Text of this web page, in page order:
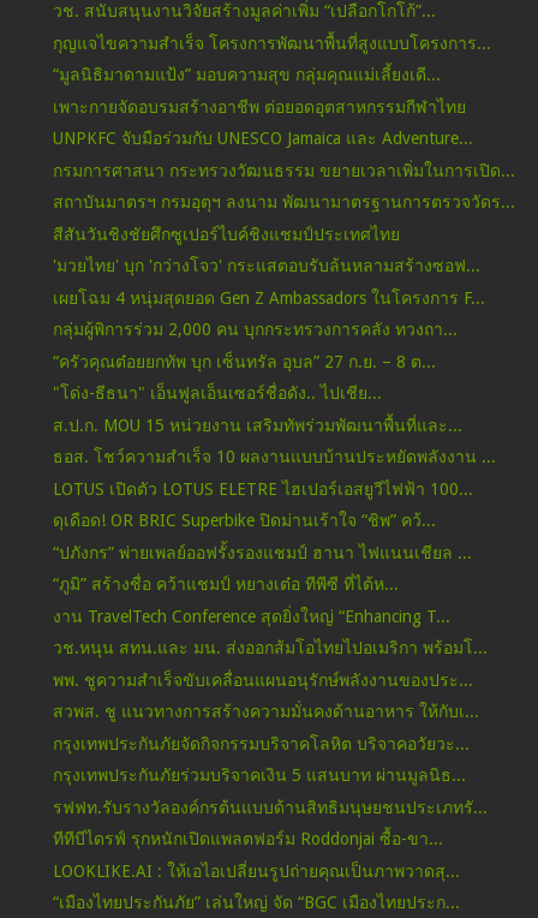
วช. สนับสนุนงานวิจัยสร้างมูลค่าเพิ่ม “เปลือกโกโก้”...
กุญแจไขความสำเร็จ โครงการพัฒนาพื้นที่สูงแบบโครงการ...
“มูลนิธิมาดามแป้ง” มอบความสุข กลุ่มคุณแม่เลี้ยงเดี...
เพาะกายจัดอบรมสร้างอาชีพ ต่อยอดอุตสาหกรรมกีฬาไทย
UNPKFC จับมือร่วมกับ UNESCO Jamaica และ Adventure...
กรมการศาสนา กระทรวงวัฒนธรรม ขยายเวลาเพิ่มในการเปิด...
สถาบันมาตรฯ กรมอุตุฯ ลงนาม พัฒนามาตรฐานการตรวจวัดร...
สีสันวันชิงชัยศึกซูเปอร์ไบค์ชิงแชมป์ประเทศไทย
'มวยไทย' บุก 'กว่างโจว' กระแสตอบรับล้นหลามสร้างซอฟ...
เผยโฉม 4 หนุ่มสุดยอด Gen Z Ambassadors ในโครงการ F...
กลุ่มผู้พิการร่วม 2,000 คน บุกกระทรวงการคลัง ทวงถา...
“ครัวคุณต๋อยยกทัพ บุก เซ็นทรัล อุบล” 27 ก.ย. – 8 ต...
"โด่ง-ธ​ี​ธนา" เอ็นฟู​ล​เอ็นเซอร์ชื่อดัง​.. ไปเชีย...
ส.ป.ก. MOU 15 หน่วยงาน เสริมทัพร่วมพัฒนาพื้นที่และ...
ธอส. โชว์ความสำเร็จ 10 ผลงานแบบบ้านประหยัดพลังงาน ...
LOTUS เปิดตัว LOTUS ELETRE ไฮเปอร์เอสยูวีไฟฟ้า 100...
ดุเดือด! OR BRIC Superbike ปิดม่านเร้าใจ “ชิพ” คว้...
“ปภังกร” พ่ายเพลย์ออฟรั้งรองแชมป์ ฮานา ไฟแนนเชียล ...
“ภูมิ” สร้างชื่อ คว้าแชมป์ หยางเต๋อ ทีพีซี ที่ไต้ห...
งาน TravelTech Conference สุดยิ่งใหญ่ “Enhancing T...
วช.หนุน สทน.และ มน. ส่งออกส้มโอไทยไปอเมริกา พร้อมโ...
พพ. ชูความสำเร็จขับเคลื่อนแผนอนุรักษ์พลังงานของประ...
สวพส. ชู แนวทางการสร้างความมั่นคงด้านอาหาร ให้กับเ...
กรุงเทพประกันภัยจัดกิจกรรมบริจาคโลหิต บริจาคอวัยวะ...
กรุงเทพประกันภัยร่วมบริจาคเงิน 5 แสนบาท ผ่านมูลนิธ...
รฟฟท.รับรางวัลองค์กรต้นแบบด้านสิทธิมนุษยชนประเภทรั...
ทีทีบีไดรฟ์ รุกหนักเปิดแพลตฟอร์ม Roddonjai ซื้อ-ขา...
LOOKLIKE.AI : ให้เอไอเปลี่ยนรูปถ่ายคุณเป็นภาพวาดสุ...
“เมืองไทยประกันภัย” เล่นใหญ่ จัด “BGC เมืองไทยประก...